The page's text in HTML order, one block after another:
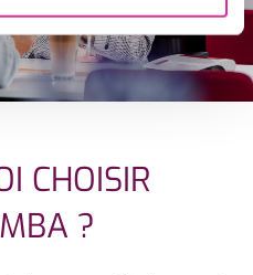
CHOISIR
?